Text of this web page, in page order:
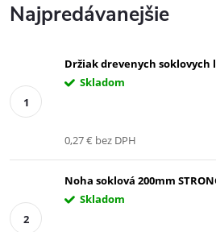
Najpredávanejšie
Držiak drevenych soklovych
Skladom
0,27 € bez DPH
Noha soklová 200mm
Skladom